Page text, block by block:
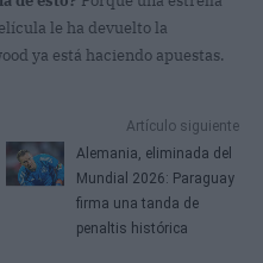
le ha devuelto la
ya está haciendo apuestas.
Artículo siguiente
Alemania, eliminada del
Mundial 2026: Paraguay
firma una tanda de
penaltis histórica